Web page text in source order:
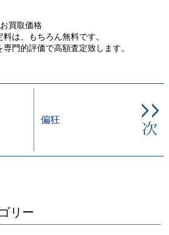
お買取価格
は、もちろん無料です。
門的評価で高額査定致します。
偏狂
リー